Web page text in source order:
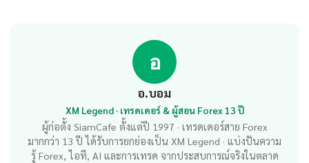
อ
อ.บอม
XM Legend · เทรดเดอร์ & ผู้สอน Forex 13 ปี
ผู้ก่อตั้ง SiamCafe ตั้งแต่ปี 1997 · เทรดเดอร์สาย Forex
มากกว่า 13 ปี ได้รับการยกย่องเป็น XM Legend · แบ่งปันความ
รู้ Forex, ไอที, AI และการเทรด จากประสบการณ์จริงในตลาด